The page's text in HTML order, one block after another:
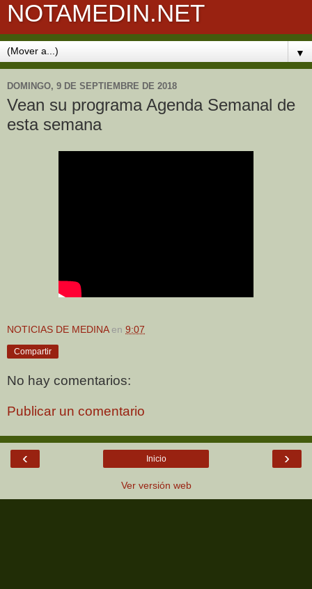
NOTAMEDIN.NET
▼
DOMINGO, 9 DE SEPTIEMBRE DE 2018
Vean su programa Agenda Semanal de
esta semana
NOTICIAS DE MEDINA en 9:07
Compartir
No hay comentarios:
Publicar un comentario
‹ ›
Inicio
Ver versión web